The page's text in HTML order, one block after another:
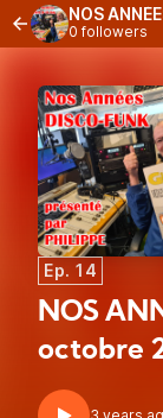
NOS
0 followers
Ep. 14
NOS
octobre